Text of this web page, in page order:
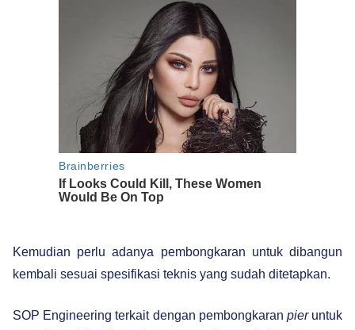
Kemudian perlu adanya pembongkaran untuk dibangun
kembali sesuai spesifikasi teknis yang sudah ditetapkan.
SOP Engineering terkait dengan pembongkaran pieruntuk